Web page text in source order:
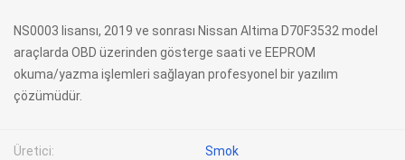
NS0003 lisansı, 2019 ve sonrası Nissan Altima D70F3532 model
araçlarda OBD üzerinden gösterge saati ve EEPROM
okuma/yazma işlemleri sağlayan profesyonel bir yazılım
çözümüdür.
Üretici: Smok